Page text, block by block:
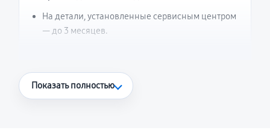
На детали, установленные сервисным центром
— до 3 месяцев.
Что считается гарантийным случаем
Показать полностью